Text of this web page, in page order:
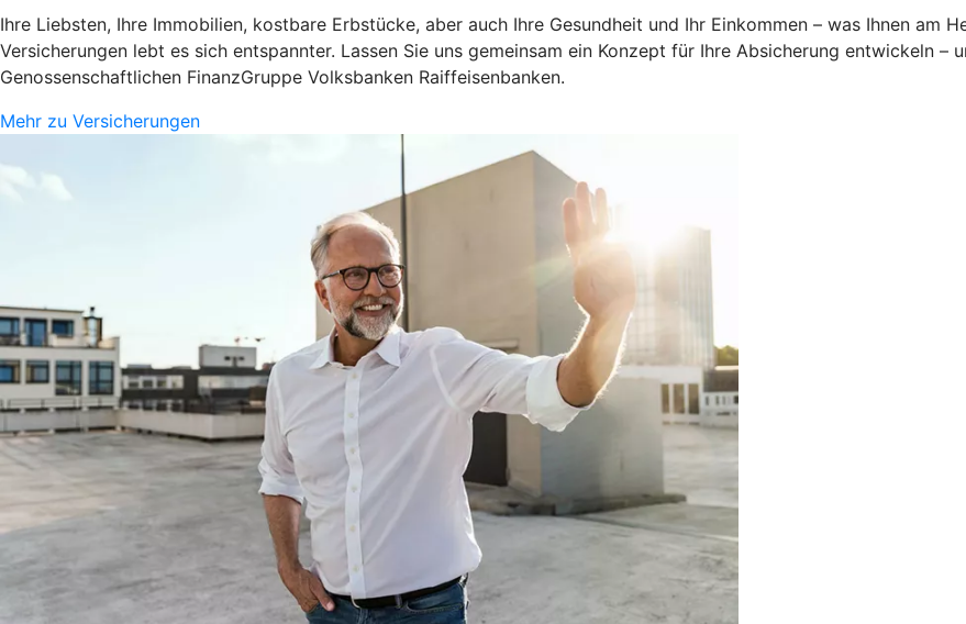
Ihre Liebsten, Ihre Immobilien, kostbare Erbstücke, aber auch Ihre Gesundheit und Ihr Einkommen – was Ihnen am
Versicherungen lebt es sich entspannter. Lassen Sie uns gemeinsam ein Konzept für Ihre Absicherung entwickeln
Genossenschaftlichen FinanzGruppe Volksbanken Raiffeisenbanken.
Mehr zu Versicherungen